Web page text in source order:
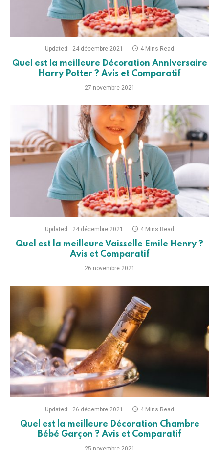
Updated: 24 décembre 2021 4 Mins Read
Quel est la meilleure Décoration Anniversaire
Harry Potter ? Avis et Comparatif
27 novembre 2021
Updated: 24 décembre 2021 4 Mins Read
Quel est la meilleure Vaisselle Emile Henry ?
Avis et Comparatif
26 novembre 2021
Updated: 26 décembre 2021 4 Mins Read
Quel est la meilleure Décoration Chambre
Bébé Garçon ? Avis et Comparatif
25 novembre 2021